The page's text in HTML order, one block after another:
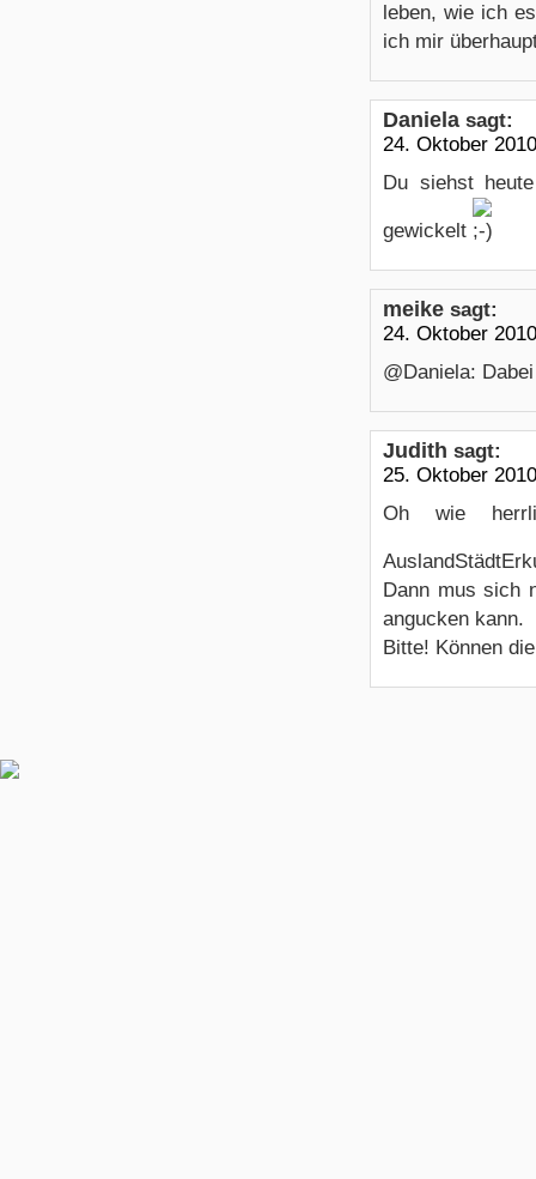
leben, wie ich
ich mir
Daniela sagt:
24. Oktober
Du siehst
gewickelt
meike sagt:
24. Oktober
@Daniela:
Judith sagt:
25. Oktober
Oh wie
Dann mus sich
angucken kann.
Bitte! Können